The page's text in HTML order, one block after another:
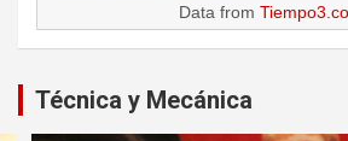
Data from
Técnica y Mecánica